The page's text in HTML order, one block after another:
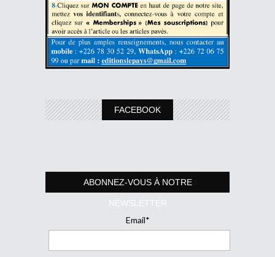
FACEBOOK
ABONNEZ-VOUS À NOTRE
NEWSLETTER
Email*